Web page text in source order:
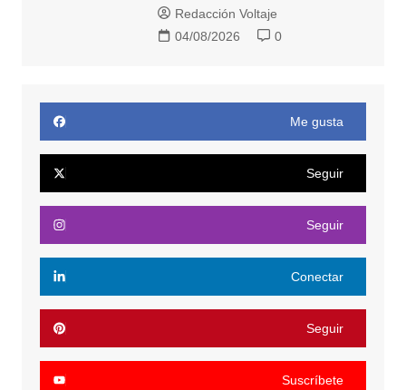
Redacción Voltaje
04/08/2026
0
Me gusta
Seguir
Seguir
Conectar
Seguir
Suscríbete